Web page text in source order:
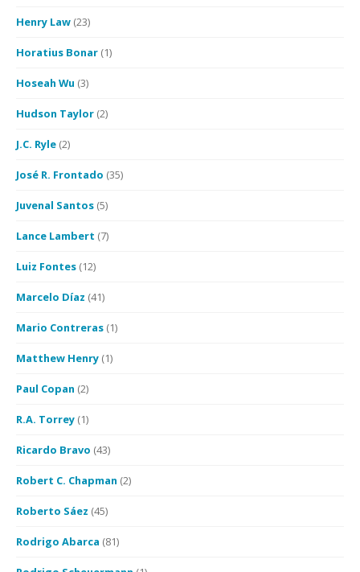
Henry Law (23)
Horatius Bonar (1)
Hoseah Wu (3)
Hudson Taylor (2)
J.C. Ryle (2)
José R. Frontado (35)
Juvenal Santos (5)
Lance Lambert (7)
Luiz Fontes (12)
Marcelo Díaz (41)
Mario Contreras (1)
Matthew Henry (1)
Paul Copan (2)
R.A. Torrey (1)
Ricardo Bravo (43)
Robert C. Chapman (2)
Roberto Sáez (45)
Rodrigo Abarca (81)